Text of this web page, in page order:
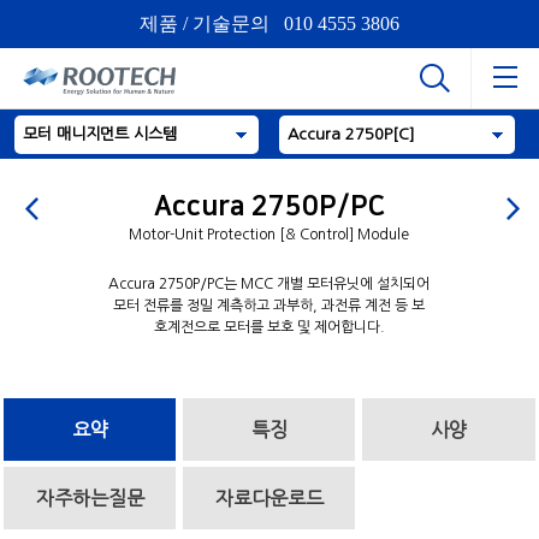
제품 / 기술문의 010 4555 3806
모터 매니지먼트 시스템 Accura 2750P[C]
Accura 2750P/PC
Motor-Unit Protection [& Control] Module
Accura 2750P/PC는 MCC 개별 모터유닛에 설치되어
모터 전류를 정밀 계측하고 과부하, 과전류 계전 등 보
호계전으로 모터를 보호 및 제어합니다.
요약 특징 사양
자주하는질문 자료다운로드